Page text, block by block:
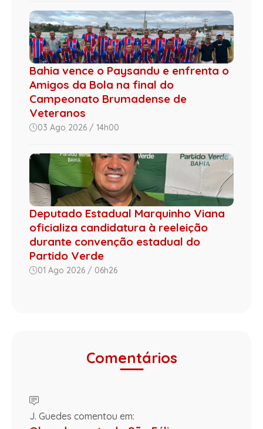
Bahia vence o Paysandu e enfrenta o
Amigos da Bola na final do
Campeonato Brumadense de
Veteranos
03 Ago 2026 / 14h00
Deputado Estadual Marquinho Viana
oficializa candidatura à reeleição
durante convenção estadual do
Partido Verde
01 Ago 2026 / 06h26
Comentários
J. Guedes comentou em: